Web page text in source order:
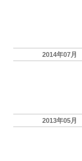
2014年07月
2013年05月